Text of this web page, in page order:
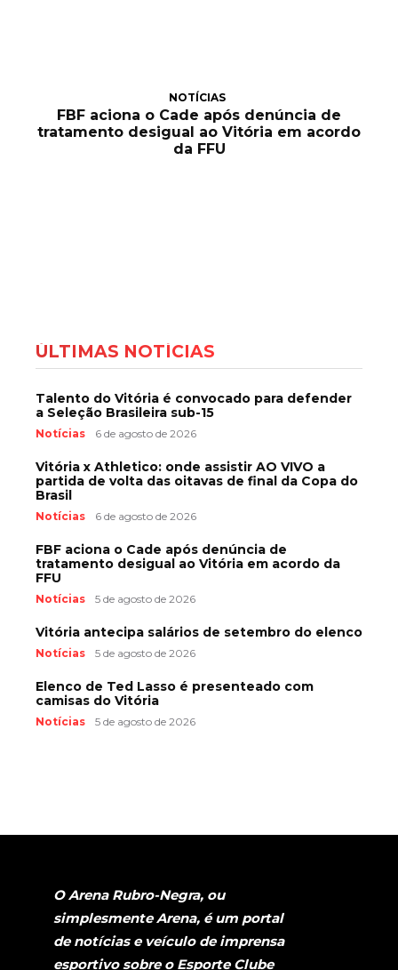
NOTÍCIAS
FBF aciona o Cade após denúncia de
tratamento desigual ao Vitória em acordo
da FFU
ÚLTIMAS NOTÍCIAS
Talento do Vitória é convocado para defender
a Seleção Brasileira sub-15
Notícias 6 de agosto de 2026
Vitória x Athletico: onde assistir AO VIVO a
partida de volta das oitavas de final da Copa do
Brasil
Notícias 6 de agosto de 2026
FBF aciona o Cade após denúncia de
tratamento desigual ao Vitória em acordo da
FFU
Notícias 5 de agosto de 2026
Vitória antecipa salários de setembro do elenco
Notícias 5 de agosto de 2026
Elenco de Ted Lasso é presenteado com
camisas do Vitória
Notícias 5 de agosto de 2026
O Arena Rubro-Negra, ou
simplesmente Arena, é um portal
de notícias e veículo de imprensa
esportivo sobre o Esporte Clube